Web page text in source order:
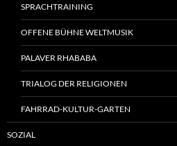
SPRACHTRAINING
OFFENE BÜHNE WELTMUSIK
PALAVER RHABABA
TRIALOG DER RELIGIONEN
FAHRRAD-KULTUR-GARTEN
SOZIAL